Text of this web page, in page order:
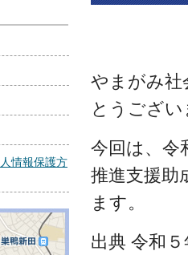
やまがみ社
とうござ
今回は、令
推進支援助
ます。
出典 令和
情報保護方